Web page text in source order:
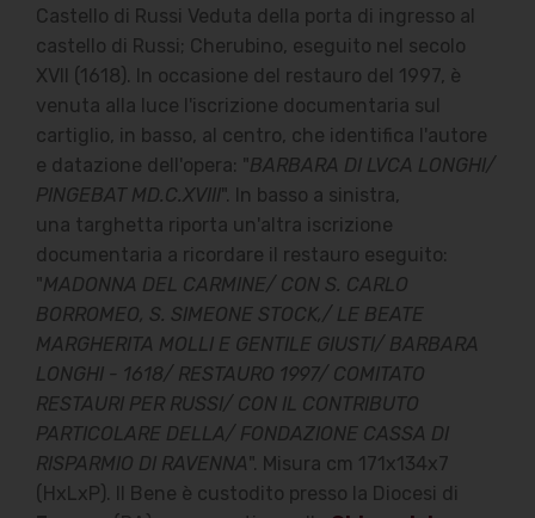
Castello di Russi Veduta della porta di ingresso al
castello di Russi; Cherubino, eseguito nel secolo
XVII (1618). In occasione del restauro del 1997, è
venuta alla luce l'iscrizione documentaria sul
cartiglio, in basso, al centro, che identifica l'autore
e datazione dell'opera: "BARBARA DI LVCA LONGHI/
PINGEBAT MD.C.XVIII". In basso a sinistra,
una targhetta riporta un'altra iscrizione
documentaria a ricordare il restauro eseguito:
"MADONNA DEL CARMINE/ CON S. CARLO
BORROMEO, S. SIMEONE STOCK,/ LE BEATE
MARGHERITA MOLLI E GENTILE GIUSTI/ BARBARA
LONGHI - 1618/ RESTAURO 1997/ COMITATO
RESTAURI PER RUSSI/ CON IL CONTRIBUTO
PARTICOLARE DELLA/ FONDAZIONE CASSA DI
RISPARMIO DI RAVENNA". Misura cm 171x134x7
(HxLxP). Il Bene è custodito presso la Diocesi di